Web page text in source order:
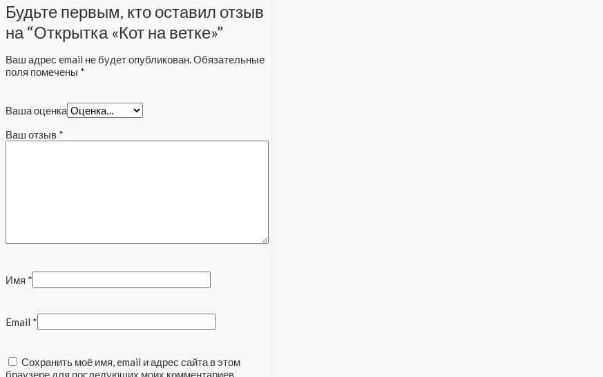
Будьте первым, кто оставил отзыв
на “Открытка «Кот на ветке»”
Ваш адрес email не будет опубликован.Обязательные
поля помечены *
Ваша оценка
Ваш отзыв *
Имя *
Email *
Сохранить моё имя, email и адрес сайта в этом
браузере для последующих моих комментариев.